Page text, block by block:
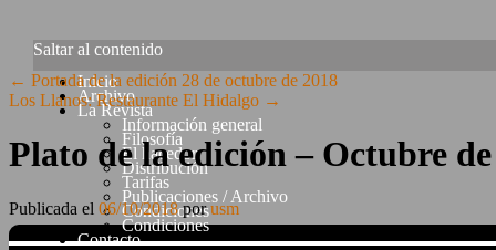
Saltar al contenido
Inicio
Archivo
La Revista
Información general
Filosofía
El hacedor
Distribución
Tarifas
Publicaciones / Archivo
Condiciones
Condiciones
Contacto
← Portada de la edición 28 de octubre de 2018
Los Llanos: Restaurante El Hidalgo →
Plato de la edición – Octubre
Publicada el 06/10/2018 por usm